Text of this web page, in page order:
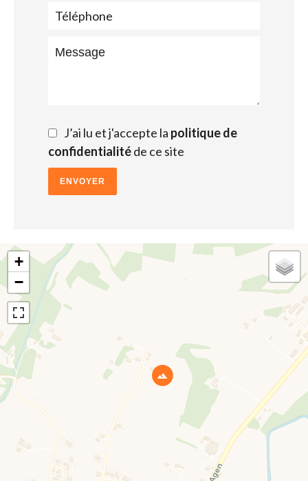
J’ai lu et j'accepte la politique de
confidentialitéde ce site
ENVOYER
+
−